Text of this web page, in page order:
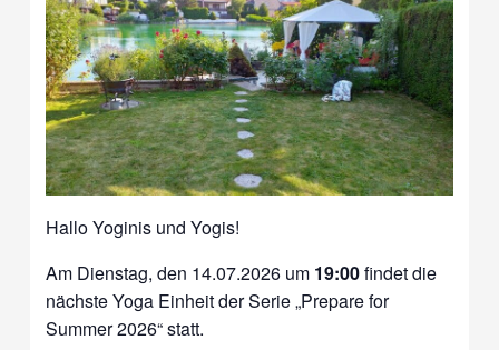
Hallo Yoginis und Yogis!
Am Dienstag, den 14.07.2026 um 19:00findet die
nächste Yoga Einheit der Serie „Prepare for
Summer 2026“ statt.